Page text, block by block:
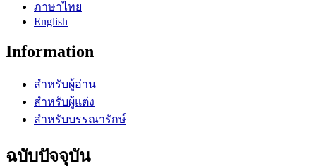
ภาษาไทย
English
Information
สำหรับผู้อ่าน
สำหรับผู้แต่ง
สำหรับบรรณารักษ์
ฉบับปัจจุบัน